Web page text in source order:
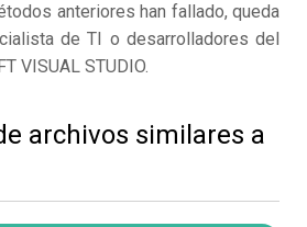
anteriores han fallado, queda
de TI o desarrolladores del
VISUAL STUDIO.
archivos similares a